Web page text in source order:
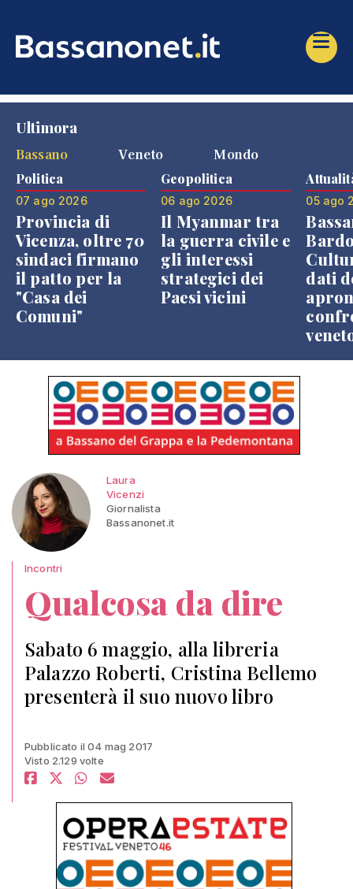
Ultimora
Bassano
Veneto Mondo
Politica
07 ago 2026
Provincia di
Vicenza, oltre 70
sindaci firmano
il patto per la
"Casa dei
Comuni"
Geopolitica
06 ago 2026
Il Myanmar tra
la guerra civile e
gli interessi
strategici dei
Paesi vicini
05 ago
dati
Laura
Vicenzi
Giornalista
Bassanonet.it
Incontri
Qualcosa da dire
Sabato 6 maggio, alla libreria
Palazzo Roberti, Cristina Bellemo
presenterà il suo nuovo libro
Pubblicato il 04 mag 2017
Visto 2.129 volte